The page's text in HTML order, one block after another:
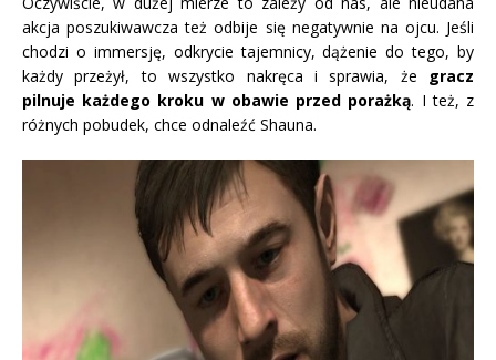
akcja poszukiwawcza też odbije się negatywnie na ojcu. Jeśli
chodzi o immersję, odkrycie tajemnicy, dążenie do tego, by
każdy przeżył, to wszystko nakręca i sprawia, że gracz
pilnuje każdego kroku w obawie przed porażką. I też, z
różnych pobudek, chce odnaleźć Shauna.